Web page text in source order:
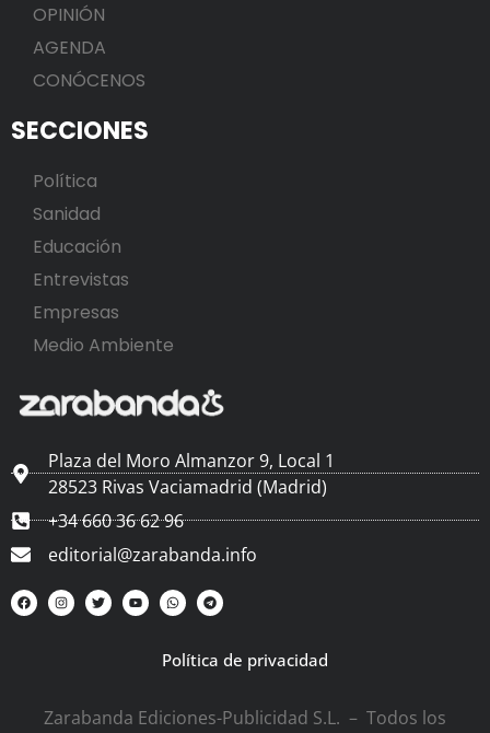
OPINIÓN
AGENDA
CONÓCENOS
SECCIONES
Política
Sanidad
Educación
Entrevistas
Empresas
Medio Ambiente
Plaza del Moro Almanzor 9, Local 1
28523 Rivas Vaciamadrid (Madrid)
+34 660 36 62 96
editorial@zarabanda.info
Política de privacidad
Zarabanda Ediciones-Publicidad S.L. – Todos los